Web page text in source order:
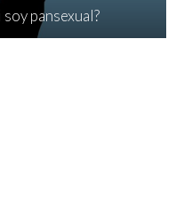
pansexual?